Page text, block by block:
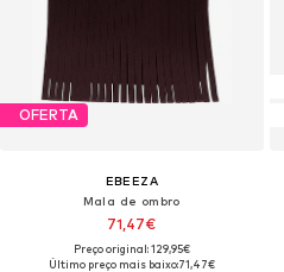
OFERTA
EBEEZA
Mala de ombro
71,47€
Preço original: 129,95€
Último preço mais baixo:71,47€